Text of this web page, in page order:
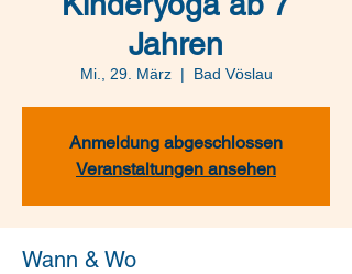
Jahren
Mi., 29. März
  |
Bad Vöslau
Anmeldung abgeschlossen
Veranstaltungen ansehen
Wann & Wo